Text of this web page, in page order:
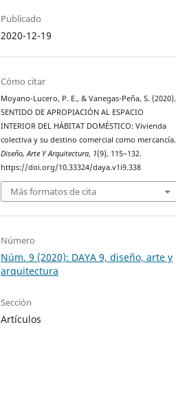
Publicado
2020-12-19
Cómo citar
Moyano-Lucero, P. E., & Vanegas-Peña, S. (2020).
SENTIDO DE APROPIACIÓN AL ESPACIO
INTERIOR DEL HÁBITAT DOMÉSTICO: Vivienda
colectiva y su destino comercial como mercancía.
Diseño, Arte Y Arquitectura, 1(9), 115–132.
https://doi.org/10.33324/daya.v1i9.338
Más formatos de cita
Número
Núm. 9 (2020): DAYA 9, diseño, arte y
arquitectura
Sección
Artículos